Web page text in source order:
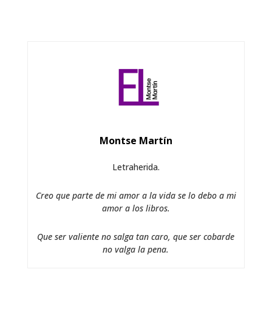
Montse Martín
Letraherida.
Creo que parte de mi amor a la vida se lo debo a mi
amor a los libros.
Que ser valiente no salga tan caro, que ser cobarde
no valga la pena.